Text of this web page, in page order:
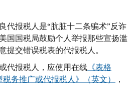
代报税人是“肮脏十二条骗术”反诈
国国税局鼓励个人举报那些宣扬滥
提交错误税表的代报税人。
代报税人，应使用在线 《表格
务推广或代报税人》（英文）
，